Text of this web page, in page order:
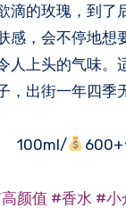
滴的玫瑰，到了
感，会不停地想
人上头的气味。
，出街一年四季
100ml/ 600+
颜值 #香水 #小